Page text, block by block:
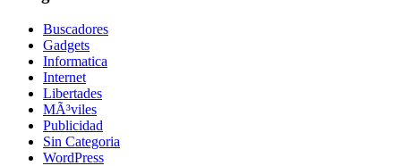
Buscadores
Gadgets
Informatica
Internet
Libertades
MÃ³viles
Publicidad
Sin Categoria
WordPress